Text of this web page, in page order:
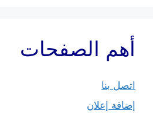
أهم الصفحات
اتصل بنا
إضافة إعلان